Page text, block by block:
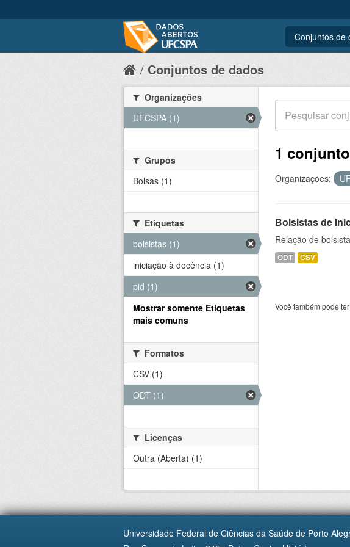
Conjuntos de
Conjuntos de dados
1
Organizações:
Bolsistas de
Relação de
ODT CSV
Você também pode
Organizações
UFCSPA (1)
Grupos
Bolsas (1)
Etiquetas
bolsistas (1)
iniciação à docência (1)
pid (1)
Mostrar somente Etiquetas
mais comuns
Formatos
CSV (1)
ODT (1)
Licenças
Outra (Aberta) (1)
Universidade Federal de Ciências da Saúde de Porto